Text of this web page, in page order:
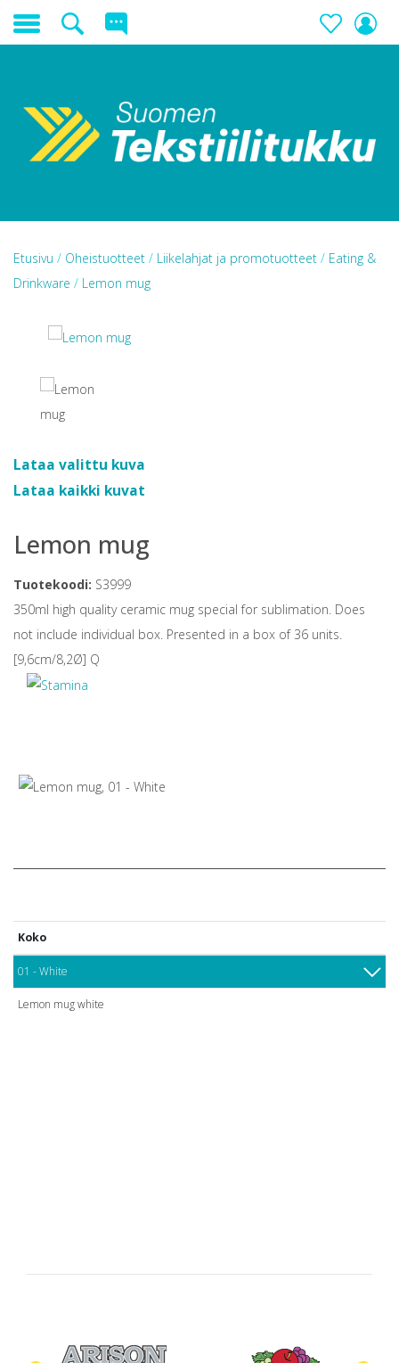
Etusivu / Oheistuotteet / Liikelahjat ja promotuotteet / Eating &
Drinkware / Lemon mug
Lataa valittu kuva
Lataa kaikki kuvat
Lemon mug
Tuotekoodi: S3999
350ml high quality ceramic mug special for sublimation. Does
not include individual box. Presented in a box of 36 units.
[9,6cm/8,2Ø] Q
Koko
01 - White
Lemon mug white